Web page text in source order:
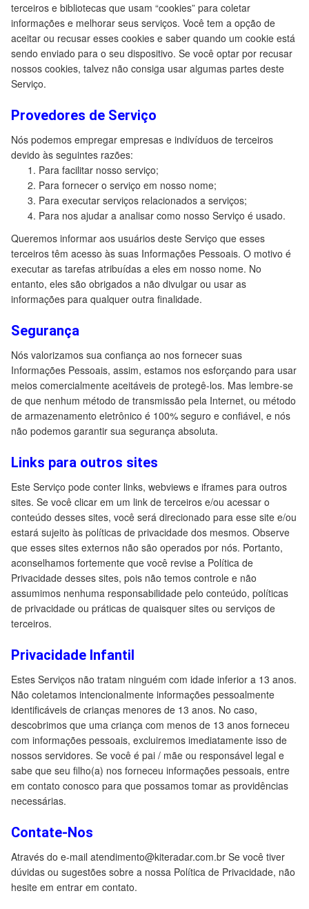
terceiros e bibliotecas que usam “cookies” para coletar
informações e melhorar seus serviços. Você tem a opção de
aceitar ou recusar esses cookies e saber quando um cookie está
sendo enviado para o seu dispositivo. Se você optar por recusar
nossos cookies, talvez não consiga usar algumas partes deste
Serviço.
Provedores de Serviço
Nós podemos empregar empresas e indivíduos de terceiros
devido às seguintes razões:
Para facilitar nosso serviço;
Para fornecer o serviço em nosso nome;
Para executar serviços relacionados a serviços;
Para nos ajudar a analisar como nosso Serviço é usado.
Queremos informar aos usuários deste Serviço que esses
terceiros têm acesso às suas Informações Pessoais. O motivo é
executar as tarefas atribuídas a eles em nosso nome. No
entanto, eles são obrigados a não divulgar ou usar as
informações para qualquer outra finalidade.
Segurança
Nós valorizamos sua confiança ao nos fornecer suas
Informações Pessoais, assim, estamos nos esforçando para usar
meios comercialmente aceitáveis de protegê-los. Mas lembre-se
de que nenhum método de transmissão pela Internet, ou método
de armazenamento eletrônico é 100% seguro e confiável, e nós
não podemos garantir sua segurança absoluta.
Links para outros sites
Este Serviço pode conter links, webviews e iframes para outros
sites. Se você clicar em um link de terceiros e/ou acessar o
conteúdo desses sites, você será direcionado para esse site e/ou
estará sujeito às políticas de privacidade dos mesmos. Observe
que esses sites externos não são operados por nós. Portanto,
aconselhamos fortemente que você revise a Política de
Privacidade desses sites, pois não temos controle e não
assumimos nenhuma responsabilidade pelo conteúdo, políticas
de privacidade ou práticas de quaisquer sites ou serviços de
terceiros.
Privacidade Infantil
Estes Serviços não tratam ninguém com idade inferior a 13 anos.
Não coletamos intencionalmente informações pessoalmente
identificáveis de crianças menores de 13 anos. No caso,
descobrimos que uma criança com menos de 13 anos forneceu
com informações pessoais, excluiremos imediatamente isso de
nossos servidores. Se você é pai / mãe ou responsável legal e
sabe que seu filho(a) nos forneceu informações pessoais, entre
em contato conosco para que possamos tomar as providências
necessárias.
Contate-Nos
Através do e-mail atendimento@kiteradar.com.br Se você tiver
dúvidas ou sugestões sobre a nossa Política de Privacidade, não
hesite em entrar em contato.